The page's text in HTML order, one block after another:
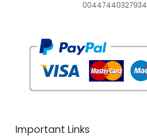
00447440327934
Important Links